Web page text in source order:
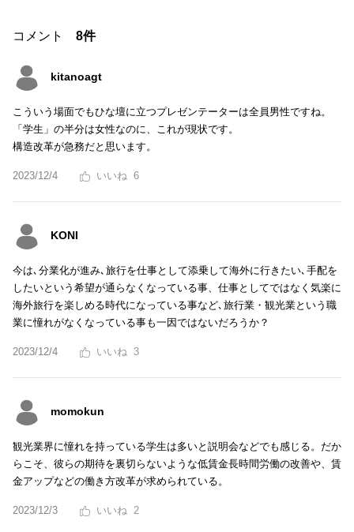
コメント 8件
kitanoagt
こういう場面でもひな壇に立つプレゼンテーターは全員男性ですね。
「学生」の半分は女性なのに、これが現状です。
構造改革が急務だと思います。
2023/12/4 6
KONI
今は､分業化が進み､旅行を仕事として添乗して海外に行きたい､手配を
したいという希望が通らなくなっている事、仕事としてではなく気楽に
海外旅行を楽しめる時代になっている事など､旅行業・観光業という職
業に憧れがなくなっている事も一因ではないだろうか？
2023/12/4 3
momokun
観光業界に憧れを持っている学生は多いと説明会などでも感じる。だか
らこそ、彼らの期待を裏切らないような低賃金長時間労働の改善や、賃
金アップなどの働き方改革が求められている。
2023/12/3 2